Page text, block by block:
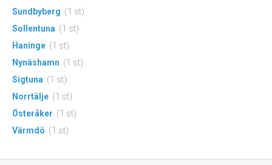
Sundbyberg (1 st)
Sollentuna (1 st)
Haninge (1 st)
Nynäshamn (1 st)
Sigtuna (1 st)
Norrtälje (1 st)
Österåker (1 st)
Värmdö (1 st)